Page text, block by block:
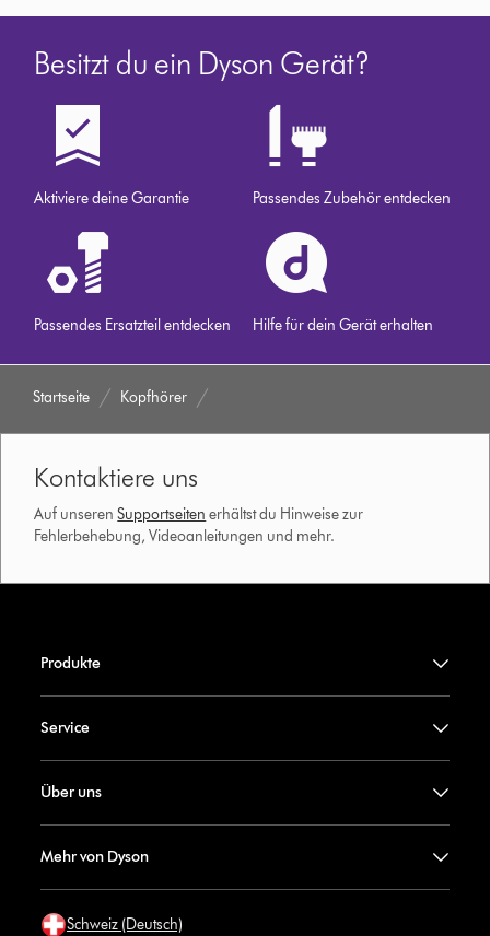
Besitzt du ein Dyson Gerät?
Aktiviere deine Garantie Passendes Zubehör entdecken
Passendes Ersatzteil entdecken Hilfe für dein Gerät erhalten
Startseite Kopfhörer
Kontaktiere uns
Auf unserenSupportseiten erhältst du Hinweise zur
Fehlerbehebung, Videoanleitungen und mehr.
Produkte
Service
Über uns
Mehr von Dyson
Schweiz (Deutsch)